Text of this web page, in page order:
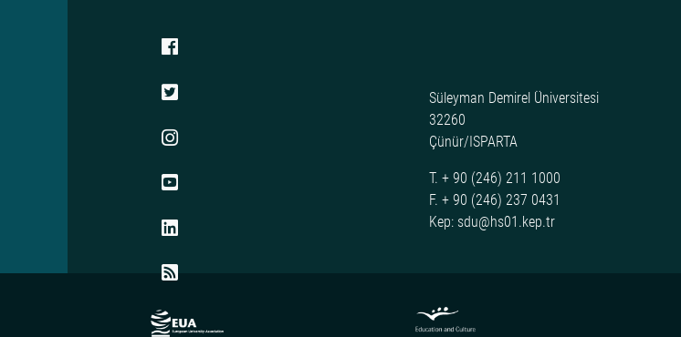
Süleyman Demirel Üniversitesi
32260
Çünür/ISPARTA
T. + 90 (246) 211 1000
F. + 90 (246) 237 0431
Kep: sdu@hs01.kep.tr